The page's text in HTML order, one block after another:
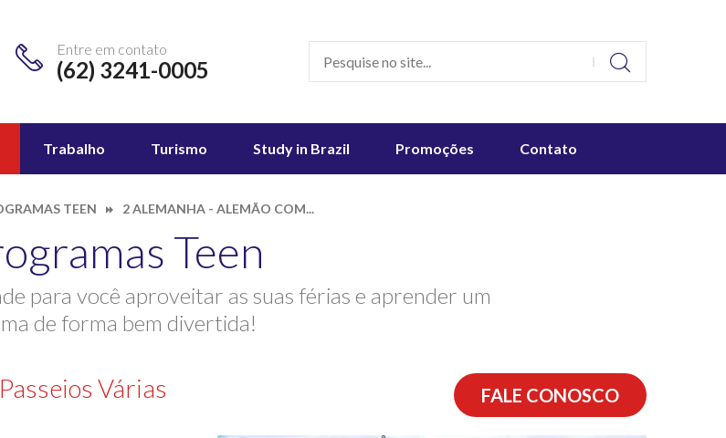
Entre em contato
(62) 3241-0005
Trabalho Turismo Study in Brazil Promoções Contato
TEEN 2 ALEMANHA - ALEMÃO COM...
Teen
para você aproveitar as suas férias e aprender um
de forma bem divertida!
Várias
FALE CONOSCO